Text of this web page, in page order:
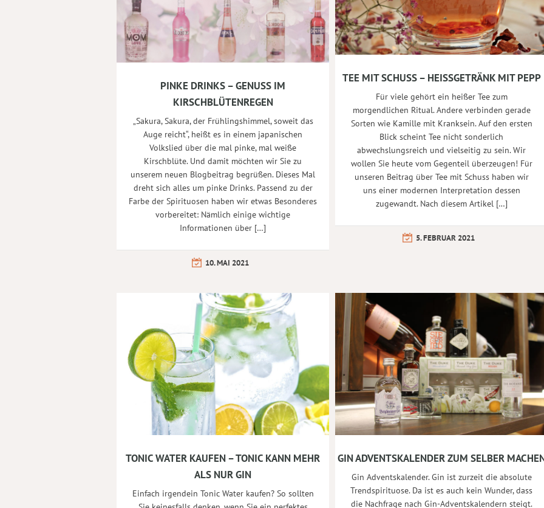
PINKE DRINKS – GENUSS IM
KIRSCHBLÜTENREGEN
„Sakura, Sakura, der Frühlingshimmel, soweit das
Auge reicht“, heißt es in einem japanischen
Volkslied über die mal pinke, mal weiße
Kirschblüte. Und damit möchten wir Sie zu
unserem neuen Blogbeitrag begrüßen. Dieses Mal
dreht sich alles um pinke Drinks. Passend zu der
Farbe der Spirituosen haben wir etwas Besonderes
vorbereitet: Nämlich einige wichtige
Informationen über […]
10. MAI 2021
TEE MIT SCHUSS – HEISSGETRÄNK MIT PEPP
Für viele gehört ein heißer Tee zum
morgendlichen Ritual. Andere verbinden gerade
Sorten wie Kamille mit Kranksein. Auf den ersten
Blick scheint Tee nicht sonderlich
abwechslungsreich und vielseitig zu sein. Wir
wollen Sie heute vom Gegenteil überzeugen! Für
unseren Beitrag über Tee mit Schuss haben wir
uns einer modernen Interpretation dessen
zugewandt. Nach diesem Artikel […]
5. FEBRUAR 2021
TONIC WATER KAUFEN – TONIC KANN MEHR
ALS NUR GIN
Einfach irgendein Tonic Water kaufen? So sollten
GIN ADVENTSKALENDER ZUM SELBER
Gin Adventskalender. Gin ist zurzeit die absolute
Trendspirituose. Da ist es auch kein Wunder, dass
die Nachfrage nach Gin-Adventskalendern steigt.